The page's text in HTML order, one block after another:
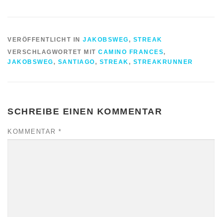
VERÖFFENTLICHT IN JAKOBSWEG , STREAK
VERSCHLAGWORTET MIT CAMINO FRANCES,
JAKOBSWEG , SANTIAGO , STREAK , STREAKRUNNER
SCHREIBE EINEN KOMMENTAR
KOMMENTAR *